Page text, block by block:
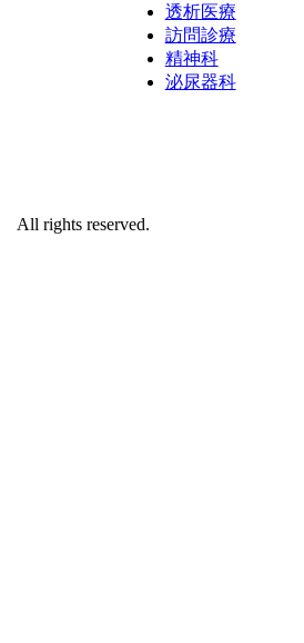
透析医療
訪問診療
精神科
泌尿器科
rights reserved.